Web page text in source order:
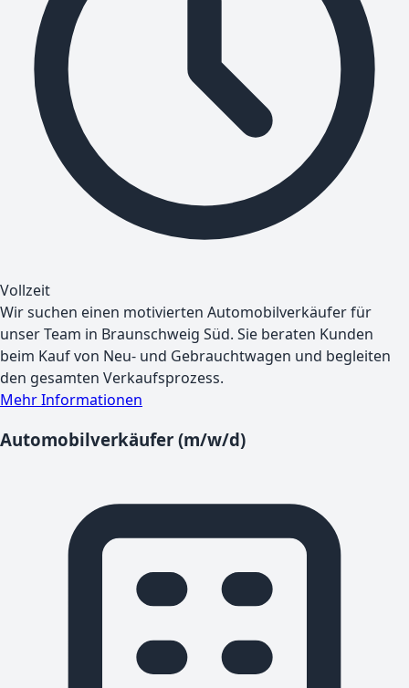
Vollzeit
Wir suchen einen motivierten Automobilverkäufer für
unser Team in Braunschweig Süd. Sie beraten Kunden
beim Kauf von Neu- und Gebrauchtwagen und begleiten
den gesamten Verkaufsprozess.
Mehr Informationen
Automobilverkäufer (m/w/d)